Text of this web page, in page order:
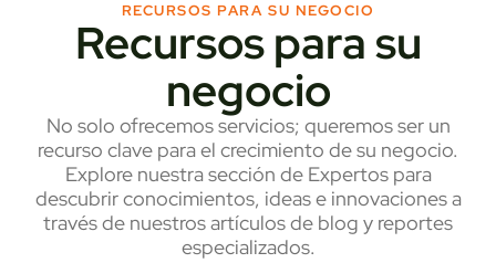
RECURSOS PARA SU NEGOCIO
Recursos para su
negocio
No solo ofrecemos servicios; queremos ser un
recurso clave para el crecimiento de su negocio.
Explore nuestra sección de Expertos para
descubrir conocimientos, ideas e innovaciones a
través de nuestros artículos de blog y reportes
especializados.